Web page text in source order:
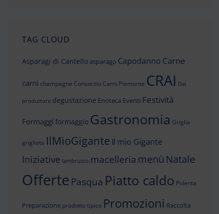
TAG CLOUD
Asparagi di Cantello asparago Capodanno Carne
carni champagne Consorzio Carni Piemonte CRAI Dal
produttore degustazione Enoteca Eventi Festività
Formaggi formaggio Gastronomia Griglia
grigliata IlMioGigante Il mio Gigante
Iniziative lambrusco macelleria menù Natale
Offerte Pasqua Piatto caldo Polenta
Preparazione prodotto tipico Promozioni Raccolta